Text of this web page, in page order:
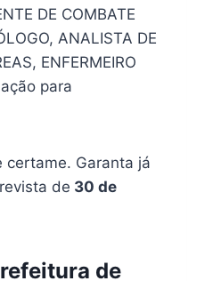
DE COMBATE
ANALISTA DE
ENFERMEIRO
para
certame. Garanta já
de 30 de
de